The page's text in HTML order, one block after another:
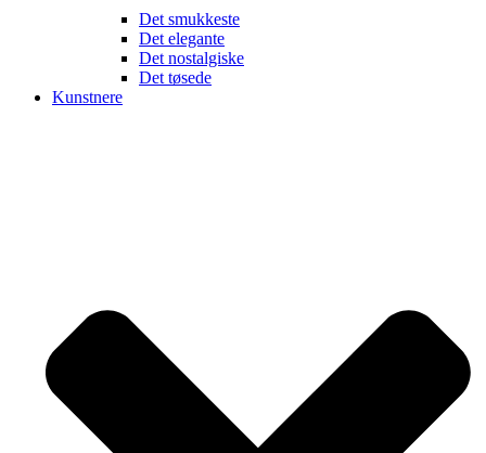
Det smukkeste
Det elegante
Det nostalgiske
Det tøsede
Kunstnere